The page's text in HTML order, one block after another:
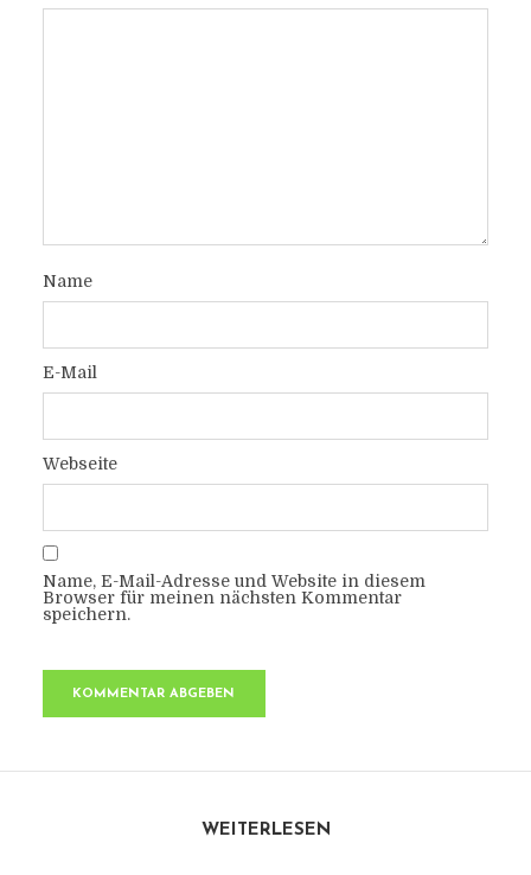
Name
E-Mail
Webseite
Name, E-Mail-Adresse und Website in diesem
Browser für meinen nächsten Kommentar
speichern.
WEITERLESEN